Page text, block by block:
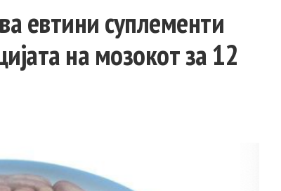
евтини суплементи
на мозокот за 12